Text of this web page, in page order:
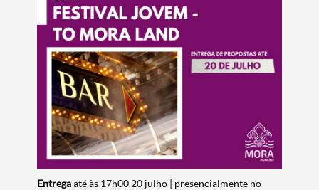
Entregaaté às 17h00 20 julho | presencialmente no